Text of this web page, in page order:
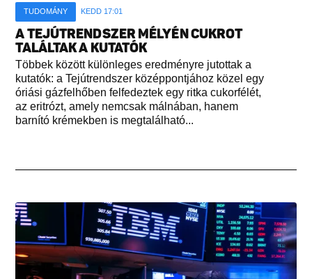
TUDOMÁNY KEDD 17:01
A TEJÚTRENDSZER MÉLYÉN CUKROT
TALÁLTAK A KUTATÓK
Többek között különleges eredményre jutottak a
kutatók: a Tejútrendszer középpontjához közel egy
óriási gázfelhőben felfedeztek egy ritka cukorfélét,
az eritrózt, amely nemcsak málnában, hanem
barnító krémekben is megtalálható...